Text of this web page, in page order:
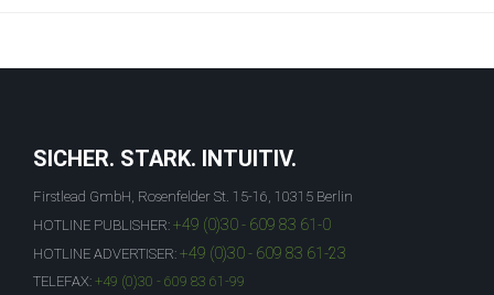
SICHER. STARK. INTUITIV.
Firstlead GmbH, Rosenfelder St. 15-16, 10315 Berlin
HOTLINE PUBLISHER: +49 (0)30 - 609 83 61-0
HOTLINE ADVERTISER: +49 (0)30 - 609 83 61-23
TELEFAX: +49 (0)30 - 609 83 61-99